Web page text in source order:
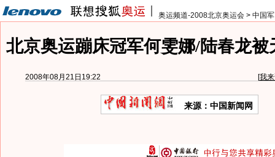
奥运频道-2008北京奥运会 > 中国
北京奥运蹦床冠军何雯娜/陆春龙被
2008年08月21日19:22 [我
来源：中国新闻网